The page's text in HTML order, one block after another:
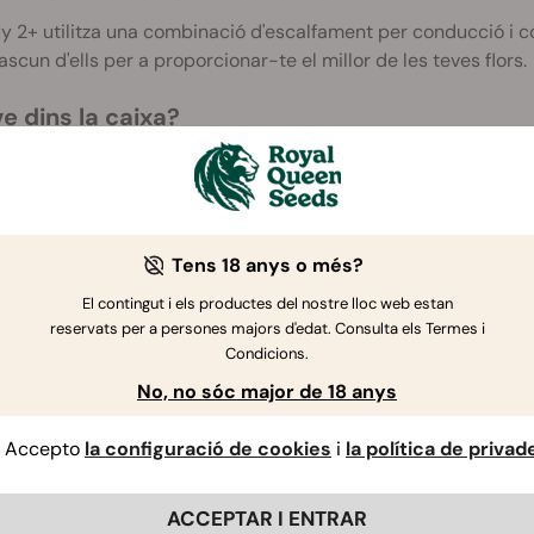
2+ utilitza una combinació d'escalfament per conducció i
d'ells per a proporcionar-te el millor de les teves flors.
dins la caixa?
USB 3.0
per a extractes
tovalloletes amb alcohol
addicionals per a animar fins i tot més la teva compra. A
de marihuana aleatòries
les garanties
Tens 18 anys o més?
El contingut i els productes del nostre lloc web estan
reservats per a persones majors d'edat. Consulta els Termes i
Condicions.
No, no sóc major de 18 anys
Accepto la configuració de cookies i la política de
ACCEPTAR I ENTRAR